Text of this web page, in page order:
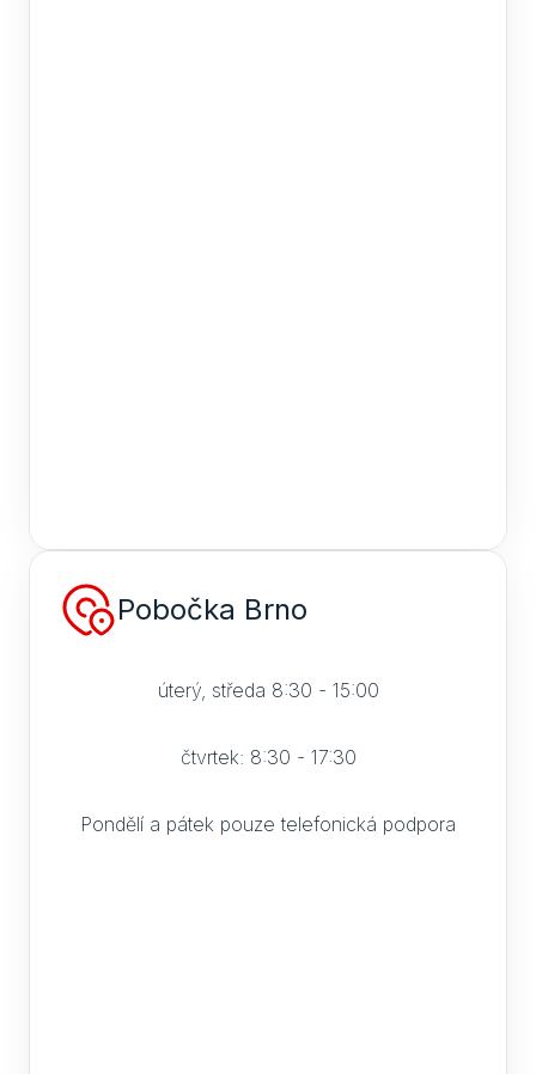
Pobočka Brno
úterý, středa 8:30 - 15:00
čtvrtek: 8:30 - 17:30
Pondělí a pátek pouze telefonická podpora